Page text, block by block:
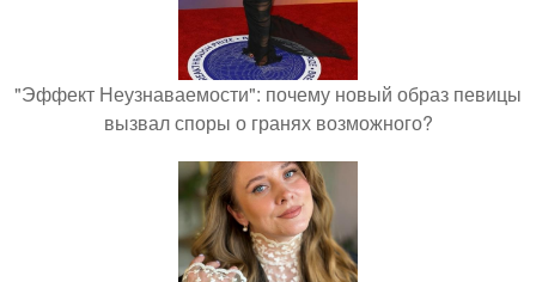
"Эффект Неузнаваемости": почему новый образ певицы
вызвал споры о гранях возможного?